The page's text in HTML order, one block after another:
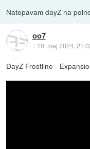
Natepavam dayZ na
oo7
:: 10. maj 2024,
DayZ Frostline -